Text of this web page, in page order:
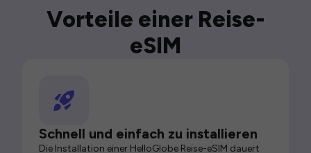
Vorteile einer Reise-
eSIM
Schnell und einfach zu installieren
Die Installation einer HelloGlobe Reise-eSIM dauert